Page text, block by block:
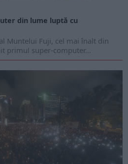
din lume luptă cu
Muntelui Fuji, cel mai înalt din
primul super-computer...